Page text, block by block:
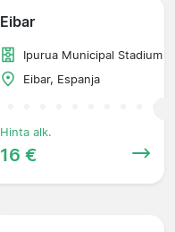
Eibar
Ipurua Municipal Stadium
Eibar, Espanja
Hinta alk.
16 €